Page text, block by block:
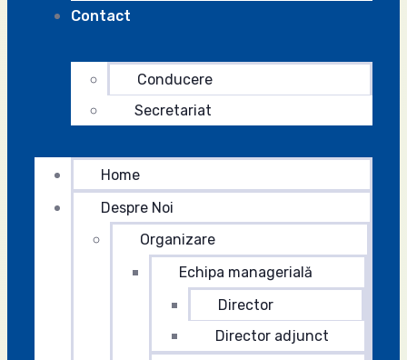
Contact
Conducere
Secretariat
Home
Despre Noi
Organizare
Echipa managerială
Director
Director adjunct